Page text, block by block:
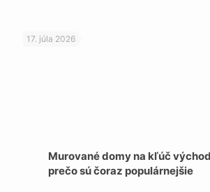
17. júla 2026
Murované domy na kľúč
prečo sú čoraz populárnejšie